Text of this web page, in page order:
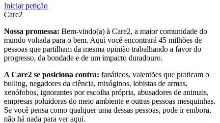
Iniciar petição
Care2
Nossa promessa: Bem-vindo(a) à Care2, a maior comunidade do
mundo voltada para o bem. Aqui você encontrará 45 milhões de
pessoas que partilham da mesma opinião trabalhando a favor do
progresso, da bondade e de um impacto duradouro.
A Care2 se posiciona contra: fanáticos, valentões que praticam o
bulling, negadores da ciência, misóginos, lobistas de armas,
xenófobos, ignorantes por escolha própria, abusadores de animais,
empresas poluidoras do meio ambiente e outras pessoas mesquinhas.
Se você pensa como qualquer uma dessas pessoas, pode ir embora,
não há nada para ver aqui.